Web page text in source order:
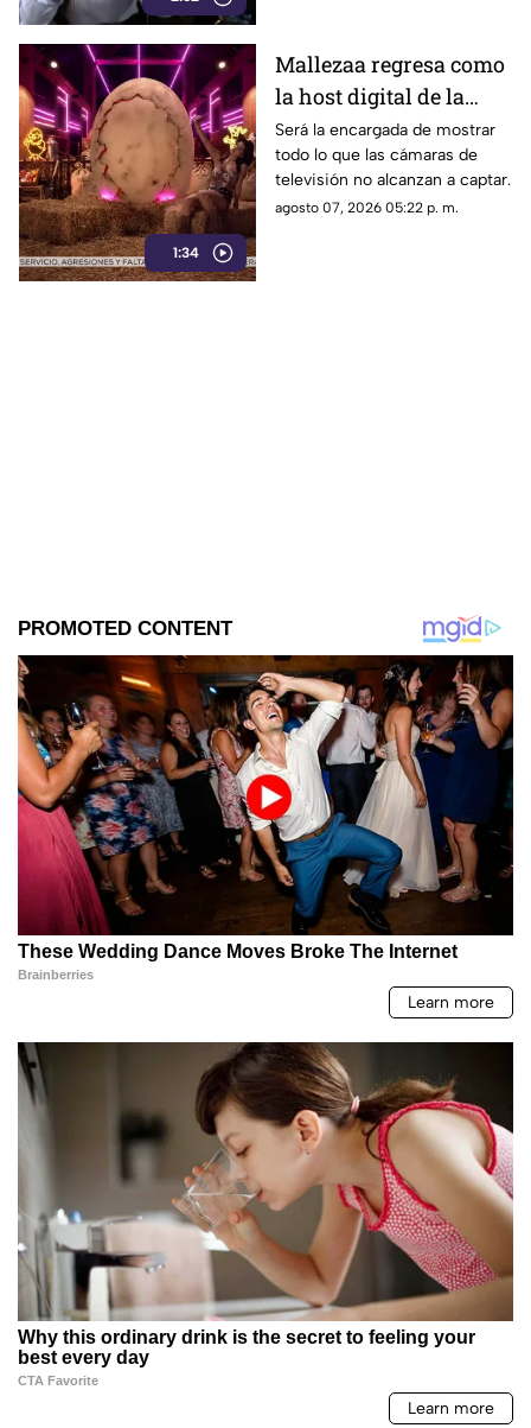
1:34
Mallezaa regresa como
la host digital de la
segunda temporada de
La Granja VIP
Será la encargada de mostrar
todo lo que las cámaras de
televisión no alcanzan a captar.
agosto 07, 2026 05:22 p. m.